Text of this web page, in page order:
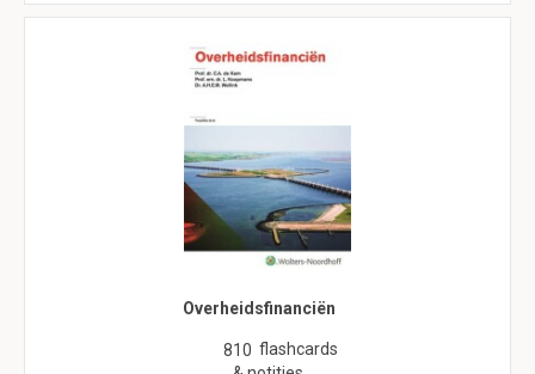
Overheidsfinanciën
810 flashcards